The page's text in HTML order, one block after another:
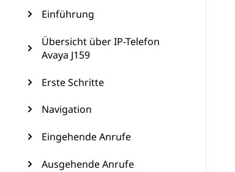
Einführung
Übersicht über IP-Telefon
Avaya J159
Erste Schritte
Navigation
Eingehende Anrufe
Ausgehende Anrufe